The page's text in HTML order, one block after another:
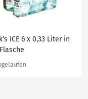
ICE 6 x 0,33 Liter in